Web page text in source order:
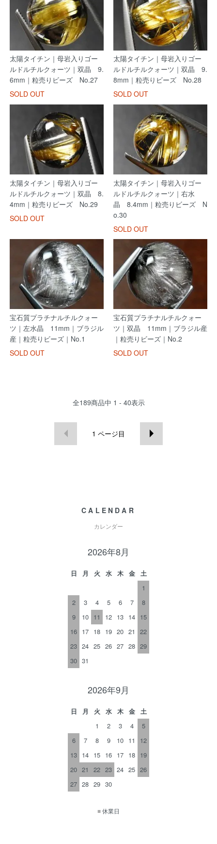
太陽タイチン｜母岩入りゴー
ルドルチルクォーツ｜双晶 9.
6mm｜粒売りビーズ No.27
SOLD OUT
太陽タイチン｜母岩入りゴー
ルドルチルクォーツ｜双晶 9.
8mm｜粒売りビーズ No.28
SOLD OUT
太陽タイチン｜母岩入りゴー
ルドルチルクォーツ｜双晶 8.
4mm｜粒売りビーズ No.29
SOLD OUT
太陽タイチン｜母岩入りゴー
ルドルチルクォーツ｜右水
晶 8.4mm｜粒売りビーズ N
o.30
SOLD OUT
宝石質プラチナルチルクォー
ツ｜左水晶 11mm｜ブラジル
産｜粒売りビーズ｜No.1
SOLD OUT
宝石質プラチナルチルクォー
ツ｜双晶 11mm｜ブラジル産
｜粒売りビーズ｜No.2
SOLD OUT
全189商品中 1 - 40表示
1 ページ目
CALENDAR
カレンダー
2026年8月
日 月 火 水 木 金
土
1
2
3 4 5 6 7
8
9
10 11 12 13 14 15
16 17 18 19 20 21
22
23 24 25 26 27 28 29
30 31
2026年9月
日 月 火 水 木 金
土
1
2 3 4
5
6
7 8 9 10 11
12
13 14 15 16 17 18 19
20 21 22 23 24 25 26
27 28 29 30
■休業日